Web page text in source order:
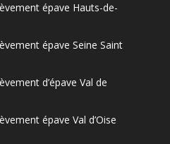
épave Hauts-de-
épave Seine Saint
d’épave Val de
épave Val d’Oise